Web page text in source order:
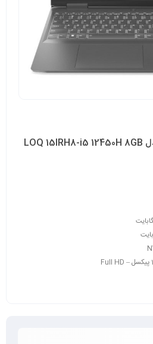
لپ تاپ 15.6 اینچی لنوو مدل LOQ 15IRH8-i5 12450H 8GB